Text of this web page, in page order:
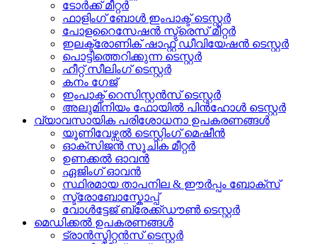
ടോർക്ക് മീറ്റർ
ഫാളിംഗ് ബോൾ ഇംപാക്ട് ടെസ്റ്റർ
പോളറൈസേഷൻ സ്ട്രെസ് മീറ്റർ
ഇലക്ട്രോണിക് ഷാഫ്റ്റ് ഡീവിയേഷൻ ടെസ്റ്റർ
പൊട്ടിത്തെറിക്കുന്ന ടെസ്റ്റർ
ഹീറ്റ് സീലിംഗ് ടെസ്റ്റർ
കനം ഗേജ്
ഇംപാക്ട് റെസിസ്റ്റൻസ് ടെസ്റ്റർ
അലുമിനിയം ഫോയിൽ പിൻഹോൾ ടെസ്റ്റർ
വ്യാവസായിക പരിശോധനാ ഉപകരണങ്ങൾ
യൂണിവേഴ്സൽ ടെസ്റ്റിംഗ് മെഷീൻ
ഓക്സിജൻ സൂചിക മീറ്റർ
ഉണക്കൽ ഓവൻ
ഏജിംഗ് ഓവൻ
സ്ഥിരമായ താപനില & ഈർപ്പം ബോക്സ്
സ്ട്രോബോസ്കോപ്പ്
വോൾട്ടേജ് ബ്രേക്ക്ഡൗൺ ടെസ്റ്റർ
മെഡിക്കൽ ഉപകരണങ്ങൾ
ട്രാൻസ്മിറ്റൻസ് ടെസ്റ്റർ